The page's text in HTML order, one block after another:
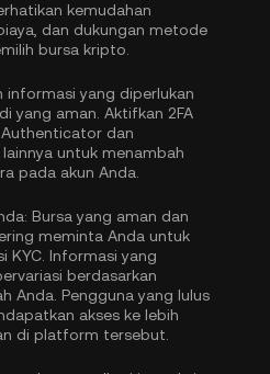
kemudahan
dan dukungan metode
bursa kripto.
informasi yang diperlukan
yang aman. Aktifkan 2FA
dan
untuk menambah
pada akun Anda.
Bursa yang aman dan
meminta Anda untuk
KYC . Informasi yang
berdasarkan
Anda. Pengguna yang lulus
akses ke lebih
di platform tersebut.